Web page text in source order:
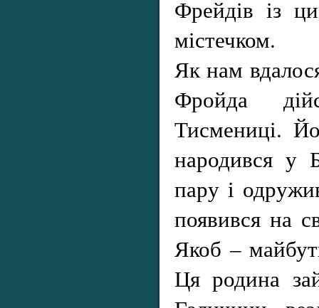
Фрейдів із
містечком.
Як нам
Фройда
Тисмениці.
народився у
пару і
появився на
Якоб –
Ця родина